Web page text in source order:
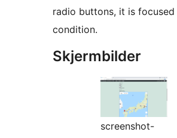
radio buttons, it is focused
condition.
Skjermbilder
screenshot-